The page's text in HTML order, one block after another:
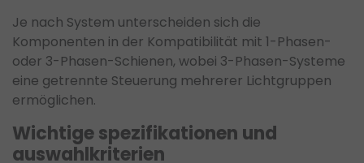
Je nach System unterscheiden sich die
Komponenten in der Kompatibilität mit 1-Phasen-
oder 3-Phasen-Schienen, wobei 3-Phasen-Systeme
eine getrennte Steuerung mehrerer Lichtgruppen
ermöglichen.
Wichtige spezifikationen und
auswahlkriterien